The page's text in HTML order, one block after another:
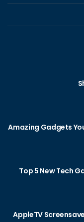
Top 5 New Tech
AppleTV